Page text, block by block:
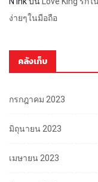
ง่ายๆในมือถือ
คลังเก็บ
กรกฎาคม 2023
มิถุนายน 2023
เมษายน 2023